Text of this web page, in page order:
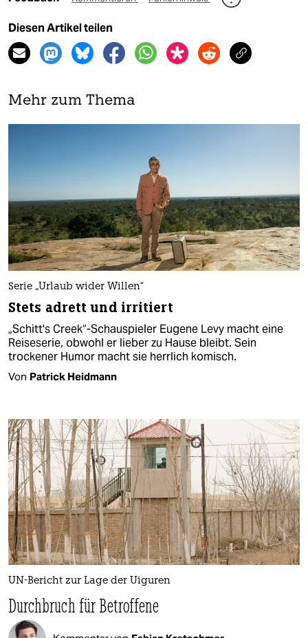
Diesen Artikel teilen
Mehr zum Thema
Serie „Urlaub wider Willen“
Stets adrett und irritiert
„Schitt's Creek“-Schauspieler Eugene Levy macht eine
Reiseserie, obwohl er lieber zu Hause bleibt. Sein
trockener Humor macht sie herrlich komisch.
Von Patrick Heidmann
UN-Bericht zur Lage der Uiguren
Durchbruch für Betroffene